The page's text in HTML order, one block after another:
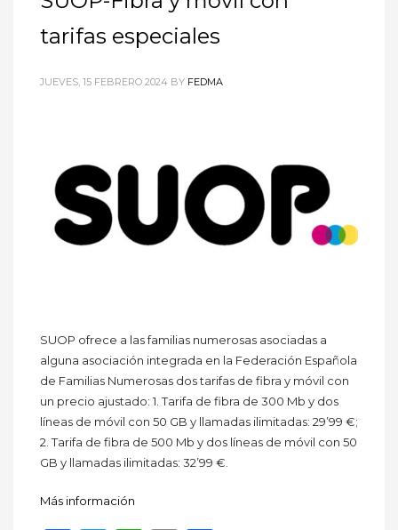
tarifas especiales
JUEVES, 15 FEBRERO 2024 BY FEDMA
SUOP ofrece a las familias numerosas asociadas a
alguna asociación integrada en la Federación Española
de Familias Numerosas dos tarifas de fibra y móvil con
un precio ajustado: 1. Tarifa de fibra de 300 Mb y dos
líneas de móvil con 50 GB y llamadas ilimitadas: 29’99 €;
2. Tarifa de fibra de 500 Mb y dos líneas de móvil con 50
GB y llamadas ilimitadas: 32’99 €.
Más información